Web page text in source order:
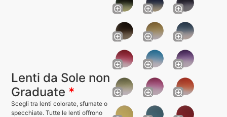
Lenti da Sole non
Graduate *
Scegli tra lenti colorate, sfumate o
specchiate. Tutte le lenti offrono